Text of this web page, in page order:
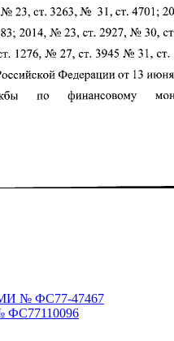
№ ФС77-47467
ФС77110096